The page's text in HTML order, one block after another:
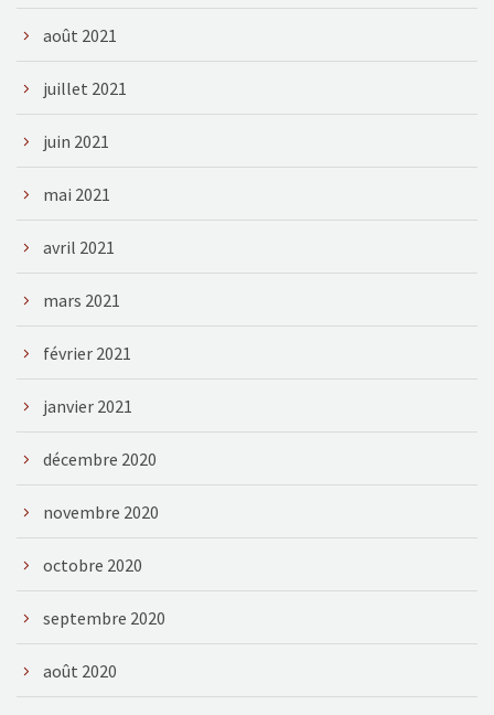
août 2021
juillet 2021
juin 2021
mai 2021
avril 2021
mars 2021
février 2021
janvier 2021
décembre 2020
novembre 2020
octobre 2020
septembre 2020
août 2020